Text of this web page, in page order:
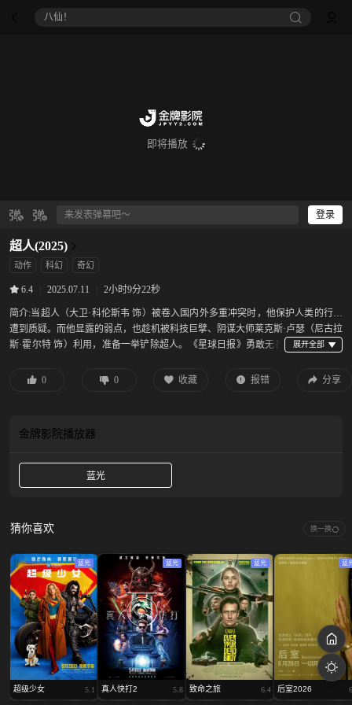
八仙！
即将播放
登录
超人(2025)
动作 科幻 奇幻
6.4 2025.07.11 2小时9分22秒
简介:当超人（大卫·科伦斯韦 饰）被卷入国内外多重冲突时，他保护人类的行为
遭到质疑。而他显露的弱点，也趁机被科技巨擘、阴谋大师莱克斯·卢瑟（尼古拉
斯·霍尔特 饰）利用，准备一举铲除超人。《星球日报》勇敢无畏
及超人忠诚的伙伴超狗小氪，在卢瑟彻底毁灭超人前拯救他？ 影片讲述了超人在
正义与更美好的明天”的永恒信念。
0 0 收藏 报错 分享
金牌影院播放器
蓝光
猜你喜欢 换一换
蓝光
超级少女 5.1
蓝光
真人快打2 5.8
蓝光
致命之旅 6.4
蓝
后室2026